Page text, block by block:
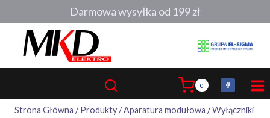
do
0
Strona Główna / Produkty/Aparatura modułowa /Wyłączniki
Darmowa wysyłka od 199 zł